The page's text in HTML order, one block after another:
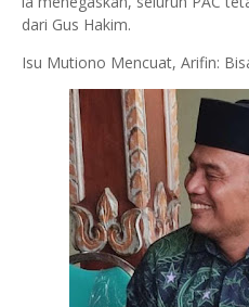
dari Gus Hakim.
Isu Mutiono Mencuat, Arifin: